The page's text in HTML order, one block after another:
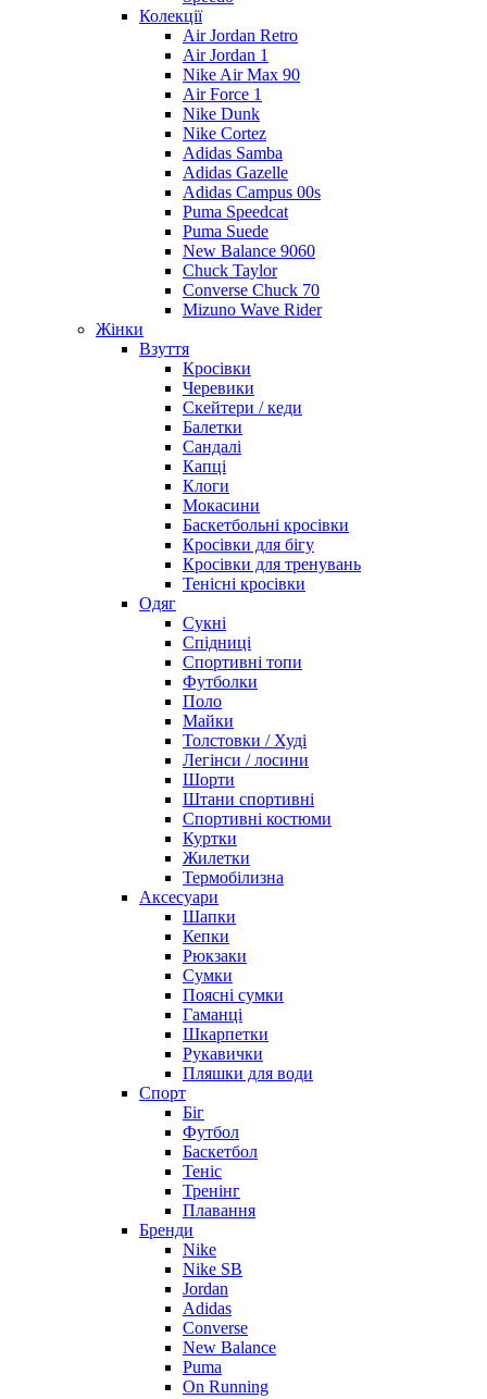
Колекції
Air Jordan Retro
Air Jordan 1
Nike Air Max 90
Air Force 1
Nike Dunk
Nike Cortez
Adidas Samba
Adidas Gazelle
Adidas Campus 00s
Puma Speedcat
Puma Suede
New Balance 9060
Chuck Taylor
Converse Chuck 70
Mizuno Wave Rider
Жінки
Взуття
Кросівки
Черевики
Скейтери / кеди
Балетки
Сандалі
Капці
Клоги
Мокасини
Баскетбольні кросівки
Кросівки для бігу
Кросівки для тренувань
Тенісні кросівки
Одяг
Сукні
Спідниці
Спортивні топи
Футболки
Поло
Майки
Толстовки / Худі
Легінси / лосини
Шорти
Штани спортивні
Спортивні костюми
Куртки
Жилетки
Термобілизна
Аксесуари
Шапки
Кепки
Рюкзаки
Сумки
Поясні сумки
Гаманці
Шкарпетки
Рукавички
Пляшки для води
Спорт
Біг
Футбол
Баскетбол
Теніс
Тренінг
Плавання
Бренди
Nike
Nike SB
Jordan
Adidas
Converse
New Balance
Puma
On Running